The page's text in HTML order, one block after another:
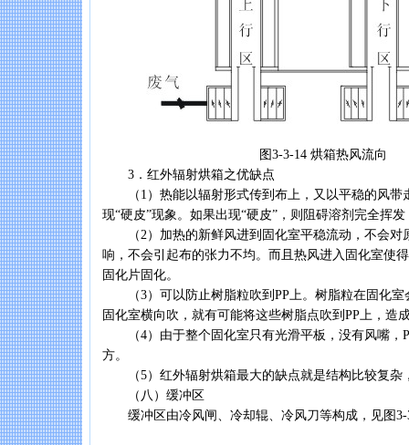
图3-3-14 烘箱热风流向
3．红外辐射烘箱之优缺点
（1）热能以辐射形式传到布上，又以平稳的风带
现“硬皮”现象。如果出现“硬皮”，则阻碍溶剂完全挥发
（2）加热的新鲜风进到固化室平稳流动，不会对
响，不会引起布的张力不均。而且热风进入固化室使
固化片固化。
（3）可以防止树脂粒吹到PP上。树脂粒在固化室
固化室横向吹，就有可能将这些树脂点吹到PP上，造
（4）由于整个固化室只有光滑平板，没有风嘴，
方。
（5）红外辐射烘箱最大的缺点就是结构比较复杂
（八）缓冲区
缓冲区由冷风闸、冷却辊、冷风刀等构成，见图3-